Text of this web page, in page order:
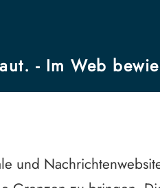
- Im Web
und